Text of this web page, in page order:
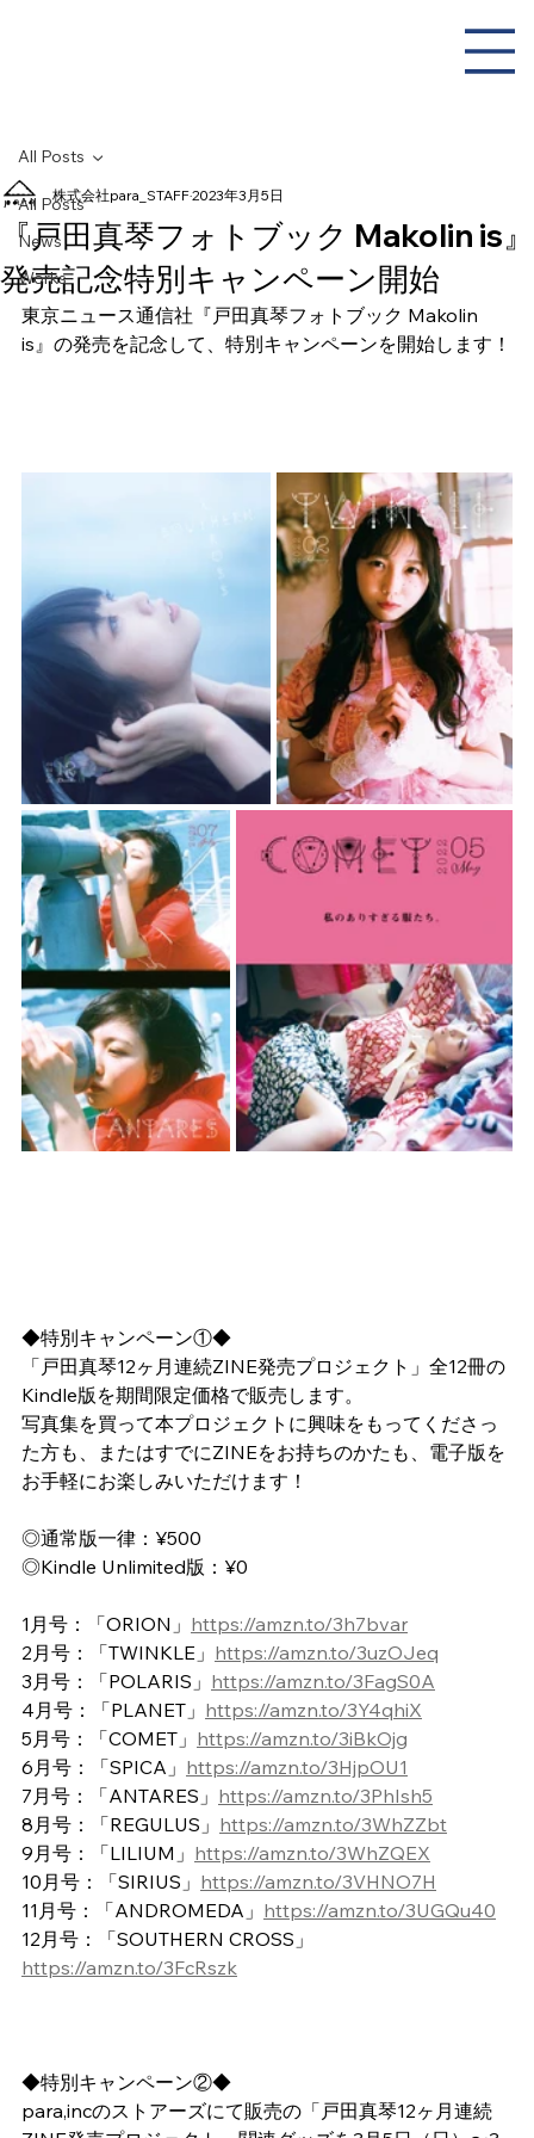
All Posts
News
Works
All Posts
『戸田真琴フォトブック Makolin is』
発売記念特別キャンペーン開始
株式会社para_STAFF2023年3月5日
東京ニュース通信社『戸田真琴フォトブック Makolin
is』の発売を記念して、特別キャンペーンを開始します！
◆特別キャンペーン①◆
「戸田真琴12ヶ月連続ZINE発売プロジェクト」全12冊の
Kindle版を期間限定価格で販売します。
写真集を買って本プロジェクトに興味をもってくださっ
た方も、またはすでにZINEをお持ちのかたも、電子版を
お手軽にお楽しみいただけます！
◎通常版一律：¥500
◎Kindle Unlimited版：¥0
1月号：「ORION」 https://amzn.to/3h7bvar
2月号：「TWINKLE」 https://amzn.to/3uzOJeq
3月号：「POLARIS」 https://amzn.to/3FagS0A
4月号：「PLANET」 https://amzn.to/3Y4qhiX
5月号：「COMET」 https://amzn.to/3iBkOjg
6月号：「SPICA」 https://amzn.to/3HjpOU1
7月号：「ANTARES」 https://amzn.to/3PhIsh5
8月号：「REGULUS」 https://amzn.to/3WhZZbt
9月号：「LILIUM」 https://amzn.to/3WhZQEX
10月号：「SIRIUS」 https://amzn.to/3VHNO7H
11月号：「ANDROMEDA」 https://amzn.to/3UGQu40
12月号：「SOUTHERN CROSS」
https://amzn.to/3FcRszk
◆特別キャンペーン②◆
para,incのストアーズにて販売の「戸田真琴12ヶ月連続